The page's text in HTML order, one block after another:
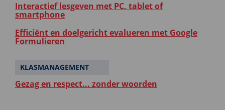
Interactief lesgeven met PC, tablet of
smartphone
Efficiënt en doelgericht evalueren met Google
Formulieren
KLASMANAGEMENT
Gezag en respect... zonder woorden